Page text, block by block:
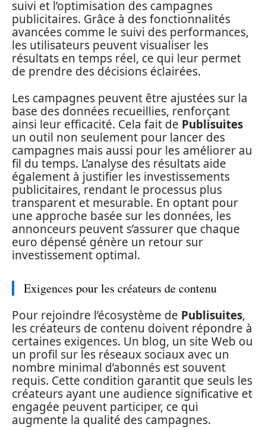
suivi et l’optimisation des campagnes
publicitaires. Grâce à des fonctionnalités
avancées comme le suivi des performances,
les utilisateurs peuvent visualiser les
résultats en temps réel, ce qui leur permet
de prendre des décisions éclairées.
Les campagnes peuvent être ajustées sur la
base des données recueillies, renforçant
ainsi leur efficacité. Cela fait de Publisuites
un outil non seulement pour lancer des
campagnes mais aussi pour les améliorer au
fil du temps. L’analyse des résultats aide
également à justifier les investissements
publicitaires, rendant le processus plus
transparent et mesurable. En optant pour
une approche basée sur les données, les
annonceurs peuvent s’assurer que chaque
euro dépensé génère un retour sur
investissement optimal.
Exigences pour les créateurs de contenu
Pour rejoindre l’écosystème de Publisuites,
les créateurs de contenu doivent répondre à
certaines exigences. Un blog, un site Web ou
un profil sur les réseaux sociaux avec un
nombre minimal d’abonnés est souvent
requis. Cette condition garantit que seuls les
créateurs ayant une audience significative et
engagée peuvent participer, ce qui
augmente la qualité des campagnes.